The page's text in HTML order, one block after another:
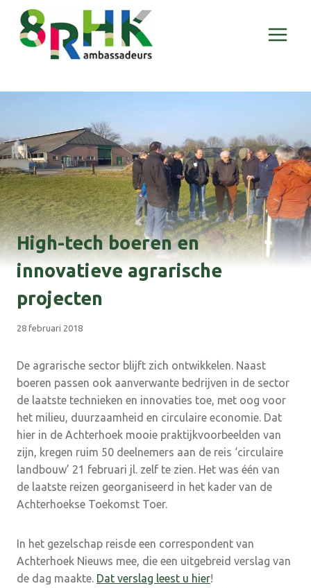
Doorgaan
naar
inhoud
High-tech boeren en
innovatieve agrarische
projecten
28 februari 2018
De agrarische sector blijft zich ontwikkelen. Naast
boeren passen ook aanverwante bedrijven in de sector
de laatste technieken en innovaties toe, met oog voor
het milieu, duurzaamheid en circulaire economie. Dat
hier in de Achterhoek mooie praktijkvoorbeelden van
zijn, kregen ruim 50 deelnemers aan de reis ‘circulaire
landbouw’ 21 februari jl. zelf te zien. Het was één van
de laatste reizen georganiseerd in het kader van de
Achterhoekse Toekomst Toer.
In het gezelschap reisde een correspondent van
Achterhoek Nieuws mee, die een uitgebreid verslag van
de dag maakte. Dat verslag leest u hier!